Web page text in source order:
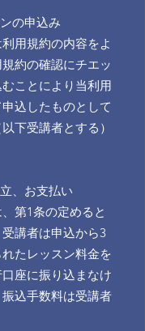
の申込み
用規約の内容をよ
約の確認にチエッ
ことにより当利用
込したものとして
下受講者とする）
、お支払い
第1条の定めると
講者は申込から3
たレッスン料金を
座に振り込まなけ
込手数料は受講者